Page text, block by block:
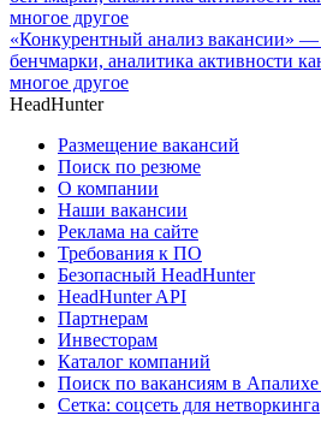
«Конкурентный анализ вакансии»
бенчмарки, аналитика активности
многое другое
HeadHunter
Размещение вакансий
Поиск по резюме
О компании
Наши вакансии
Реклама на сайте
Требования к ПО
Безопасный HeadHunter
HeadHunter API
Партнерам
Инвесторам
Каталог компаний
Поиск по вакансиям в Апалихе
Сетка: соцсеть для нетворкинга